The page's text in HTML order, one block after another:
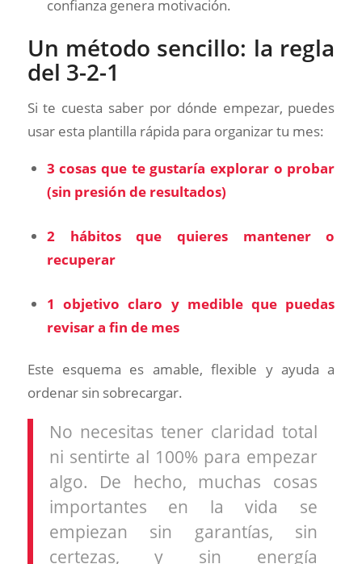
confianza genera motivación.
Un método sencillo: la regla
del 3-2-1
Si te cuesta saber por dónde empezar, puedes
usar esta plantilla rápida para organizar tu mes:
3 cosas que te gustaría explorar o probar
(sin presión de resultados)
2 hábitos que quieres mantener o
recuperar
1 objetivo claro y medible que puedas
revisar a fin de mes
Este esquema es amable, flexible y ayuda a
ordenar sin sobrecargar.
No necesitas tener claridad total
ni sentirte al 100% para empezar
algo. De hecho, muchas cosas
importantes en la vida se
empiezan sin garantías, sin
certezas, y sin energía